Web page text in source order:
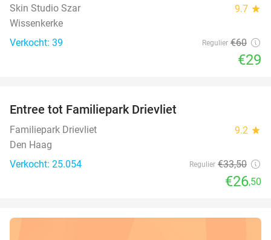
Skin Studio Szar 9.7 star
Wissenkerke
Verkocht: 39
Regulier €60
€29
Entree tot Familiepark Drievliet
Familiepark Drievliet 9.2 star
Den Haag
Verkocht: 25.054
Regulier €33,50
€26,50